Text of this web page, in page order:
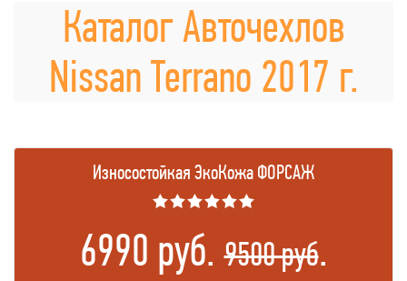
Каталог Авточехлов
Nissan Terrano 2017 г.
Износостойкая ЭкоКожа ФОРСАЖ
★★★★★★
6990 руб.9500 руб.